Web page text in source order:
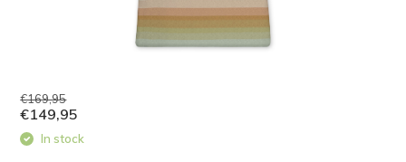
€169,95
€149,95
In stock